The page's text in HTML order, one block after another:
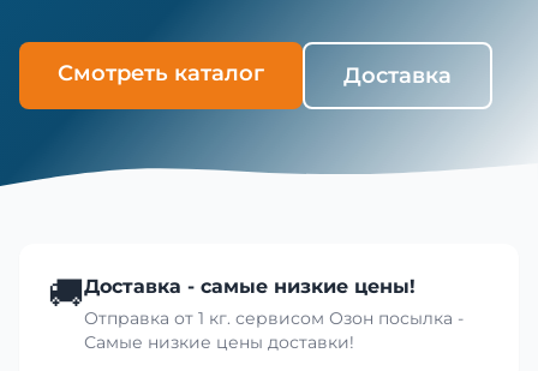
Смотреть каталог Доставка
🚚Доставка - самые низкие цены!
Отправка от 1 кг. сервисом Озон посылка -
Самые низкие цены доставки!